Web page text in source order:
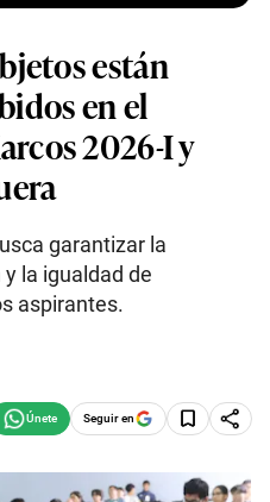
están
en el
2026-I y
garantizar la
la igualdad de
aspirantes.
Seguir en